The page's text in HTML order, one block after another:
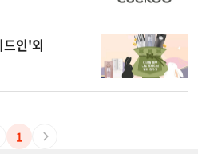
인'외
1